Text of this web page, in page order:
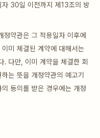
30일 이전까지 제13조의 방
약관은 그 적용일자 이후에
미 체결된 계약에 대해서는
. 다만, 이미 계약을 체결한 회
는 뜻을 개정약관의 예고기
동의를 받은 경우에는 개정